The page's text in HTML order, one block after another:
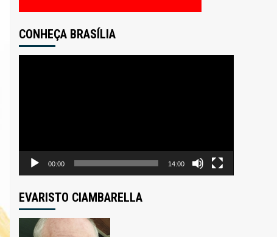
CONHEÇA BRASÍLIA
00:00 14:00
EVARISTO CIAMBARELLA